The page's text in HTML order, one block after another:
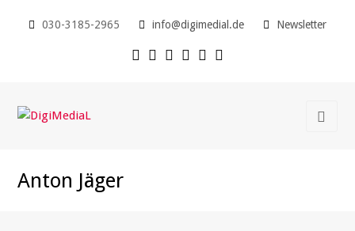
030-3185-2965 info@digimedial.de Newsletter
Anton Jäger